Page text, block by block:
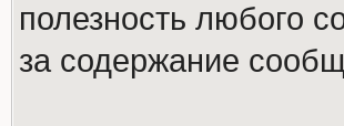
полезность любого
за содержание